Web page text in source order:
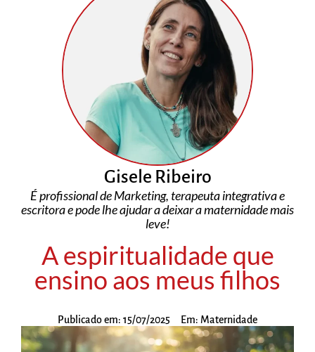
Gisele Ribeiro
É profissional de Marketing, terapeuta integrativa e
escritora e pode lhe ajudar a deixar a maternidade mais
leve!
A espiritualidade que
ensino aos meus filhos
Publicado em: 15/07/2025 Em: Maternidade